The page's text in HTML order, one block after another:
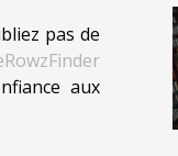
pas de
aux